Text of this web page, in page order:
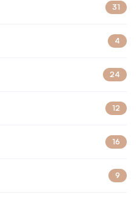
31
4
24
12
16
9